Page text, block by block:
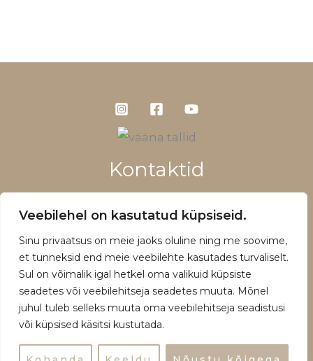
Veebilehel on kasutatud küpsiseid.
Sinu privaatsus on meie jaoks oluline ning me soovime,
et tunneksid end meie veebilehte kasutades turvaliselt.
Sul on võimalik igal hetkel oma valikuid küpsiste
seadetes või veebilehitseja seadetes muuta. Mõnel
juhul tuleb selleks muuta oma veebilehitseja seadistusi
või küpsised käsitsi kustutada.
Kontaktid
+372 5660 1028
Müügitingimused ja privaatsuspoliitika
Copyright © 2026 | Powered by Vääna Tallid